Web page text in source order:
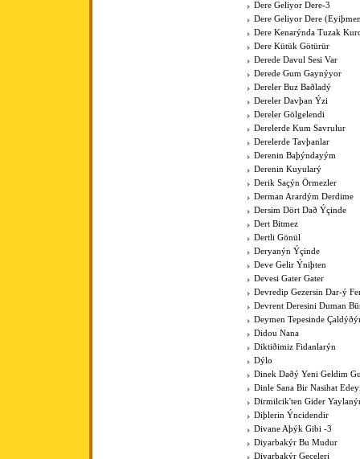
Dere Geliyor Dere-3
Dere Geliyor Dere
Dere Kenarýnda Tuzak
Dere Kütük Götürür
Derede Davul Sesi Var
Derede Gum Gaynýyor
Dereler Buz Baðladý
Dereler Davþan Ýzi
Dereler Gölgelendi
Derelerde Kum Savrulur
Derelerde Tavþanlar
Derenin Baþýndayým
Derenin Kuyularý
Derik Saçýn Örmezler
Derman Arardým Derdime
Dersim Dört Dað Ýçinde
Dert Bitmez
Dertli Gönül
Deryanýn Ýçinde
Deve Gelir Ýniþten
Devesi Gater Gater
Devredip Gezersin Dar-ý
Devrent Deresini Duman
Deymen Tepesinde
Didou Nana
Diktiðimiz Fidanlarýn
Dýlo
Dinek Daðý Yeni Geldim
Dinle Sana Bir Nasihat
Dirmilcik'ten Gider
Diþlerin Ýncidendir
Divane Aþýk Gibi -3
Diyarbakýr Bu Mudur
Diyarbakýr Geceleri